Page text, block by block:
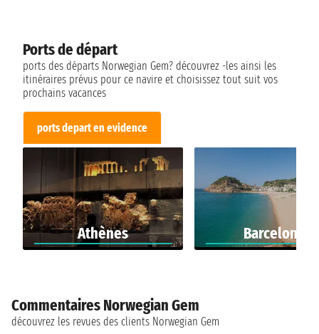
Ports de départ
ports des départs Norwegian Gem? découvrez -les ainsi les
itinéraires prévus pour ce navire et choisissez tout suit vos
prochains vacances
ports depart en evidence
Athènes Barcelone
Commentaires Norwegian Gem
découvrez les revues des clients Norwegian Gem